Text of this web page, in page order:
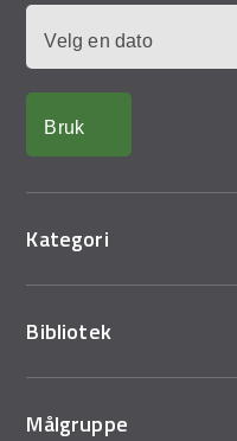
Kategori
Bibliotek
Målgruppe